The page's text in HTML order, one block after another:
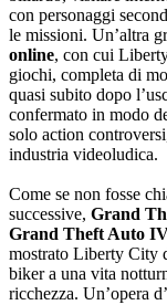
con personaggi
le missioni. Un’altra
online, con cui
giochi, completa di
quasi subito dopo
confermato in modo
solo action
industria videoludica.
Come se non fosse
successive, Grand
Grand Theft Auto
mostrato Liberty City
biker a una vita
ricchezza. Un’opera